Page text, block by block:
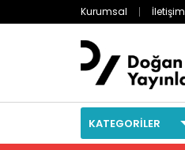
Kurumsal İletişim
KATEGORİLER